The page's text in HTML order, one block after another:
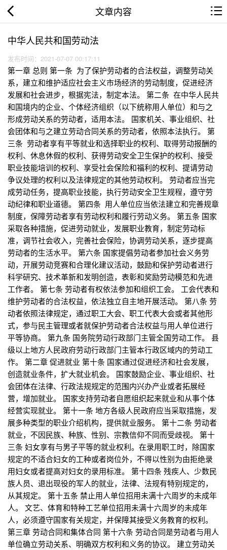
文章内容
中华人民共和国劳动法
发布时间：2021-07-07 00:17:11
第一章 总则 第一条 为了保护劳动者的合法权益，调整劳动关
系，建立和维护适应社会主义市场经济的劳动制度，促进经济
发展和社会进步，根据宪法，制定本法。 第二条 在中华人民共
和国境内的企业、个体经济组织（以下统称用人单位）和与之
形成劳动关系的劳动者，适用本法。 国家机关、事业组织、社
会团体和与之建立劳动合同关系的劳动者，依照本法执行。 第
三条 劳动者享有平等就业和选择职业的权利、取得劳动报酬的
权利、休息休假的权利、获得劳动安全卫生保护的权利、接受
职业技能培训的权利、享受社会保险和福利的权利、提请劳动
争议处理的权利以及法律规定的其他劳动权利。 劳动者应当完
成劳动任务，提高职业技能，执行劳动安全卫生规程，遵守劳
动纪律和职业道德。 第四条 用人单位应当依法建立和完善规章
制度，保障劳动者享有劳动权利和履行劳动义务。 第五条 国家
采取各种措施，促进劳动就业，发展职业教育，制定劳动标
准，调节社会收入，完善社会保险，协调劳动关系，逐步提高
劳动者的生活水平。 第六条 国家提倡劳动者参加社会义务劳
动，开展劳动竞赛和合理化建议活动，鼓励和保护劳动者进行
科学研究、技术革新和发明创造，表彰和奖励劳动模范和先进
工作者。 第七条 劳动者有权依法参加和组织工会。 工会代表和
维护劳动者的合法权益，依法独立自主地开展活动。 第八条 劳
动者依照法律规定，通过职工大会、职工代表大会或者其他形
式，参与民主管理或者就保护劳动者合法权益与用人单位进行
平等协商。 第九条 国务院劳动行政部门主管全国劳动工作。 县
级以上地方人民政府劳动行政部门主管本行政区域内的劳动工
作。 第二章 促进就业 第十条 国家通过促进经济和社会发展，
创造就业条件，扩大就业机会。 国家鼓励企业、事业组织、社
会团体在法律、行政法规规定的范围内兴办产业或者拓展经
营，增加就业。 国家支持劳动者自愿组织起来就业和从事个体
经营实现就业。 第十一条 地方各级人民政府应当采取措施，发
展多种类型的职业介绍机构，提供就业服务。 第十二条 劳动者
就业，不因民族、种族、性别、宗教信仰不同而受歧视。 第十
三条 妇女享有与男子平等的就业权利。在录用职工时，除国家
规定的不适合妇女的工种或者岗位外，不得以性别为由拒绝录
用妇女或者提高对妇女的录用标准。 第十四条 残疾人、少数民
族人员、退出现役的军人的就业，法律、法规有特别规定的，
从其规定。 第十五条 禁止用人单位招用未满十六周岁的未成年
人。 文艺、体育和特种工艺单位招用未满十六周岁的未成年
人，必须遵守国家有关规定，并保障其接受义务教育的权利。
第三章 劳动合同和集体合同 第十六条 劳动合同是劳动者与用人
单位确立劳动关系、明确双方权利和义务的协议。 建立劳动关